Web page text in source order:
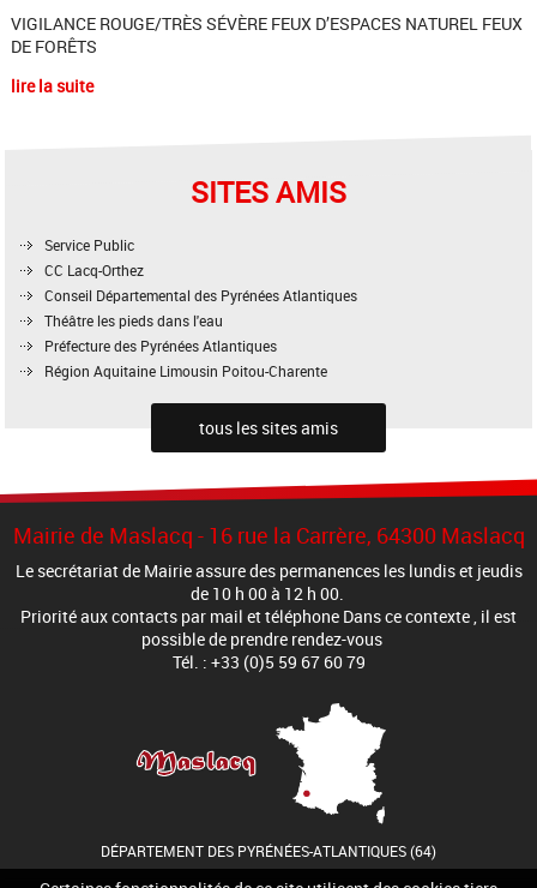
VIGILANCE ROUGE/TRÈS SÉVÈRE FEUX D’ESPACES NATUREL FEUX
DE FORÊTS
lire la suite
SITES AMIS
Service Public
CC Lacq-Orthez
Conseil Départemental des Pyrénées Atlantiques
Théâtre les pieds dans l'eau
Préfecture des Pyrénées Atlantiques
Région Aquitaine Limousin Poitou-Charente
tous les sites amis
Mairie de Maslacq - 16 rue la Carrère, 64300 Maslacq
Le secrétariat de Mairie assure des permanences les lundis et jeudis
de 10 h 00 à 12 h 00.
Priorité aux contacts par mail et téléphone Dans ce contexte , il est
possible de prendre rendez-vous
Tél. : +33 (0)5 59 67 60 79
DÉPARTEMENT DES PYRÉNÉES-ATLANTIQUES (64)